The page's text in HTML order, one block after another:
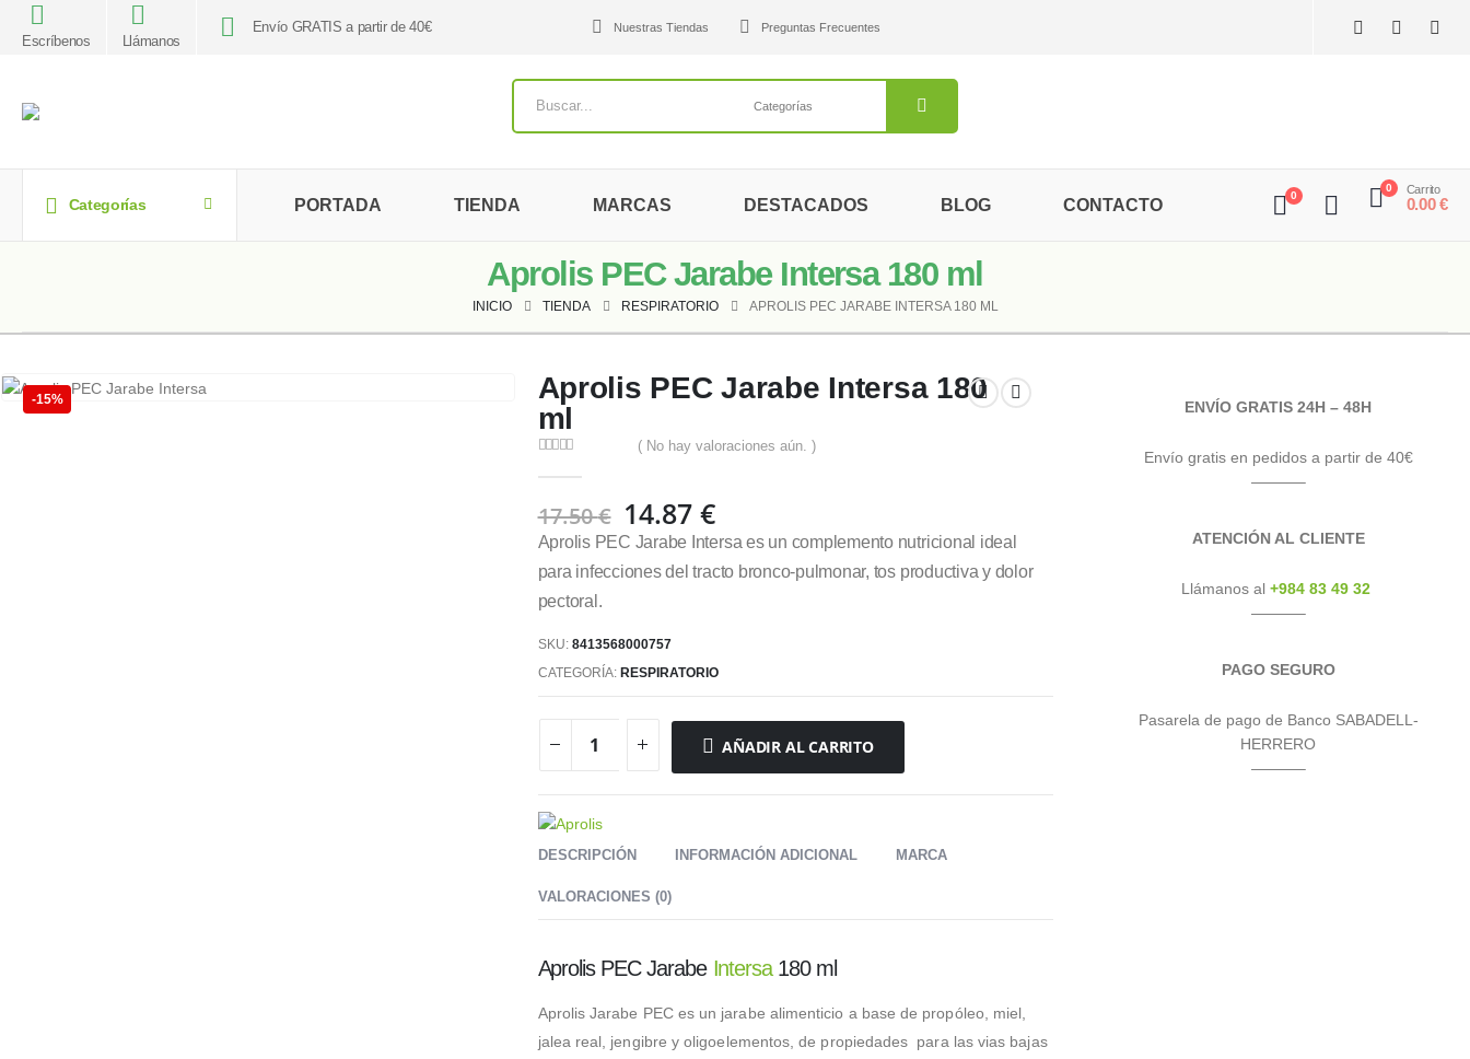
Escríbenos Llámanos
Envío GRATIS a partir de 40€ Nuestras Tiendas Preguntas Frecuentes
Categorías PORTADA TIENDA MARCAS DESTACADOS BLOG CONTACTO
0
0 Carrito
0.00€
Aprolis PEC Jarabe Intersa 180 ml
INICIO TIENDA RESPIRATORIO APROLIS PEC JARABE INTERSA 180 ML
-15%
Aprolis PEC Jarabe Intersa 180
ml
( No hay valoraciones aún. )
17.50€ El
precio
original
14.87 €El
precio
actual
Aprolis PEC Jarabe Intersa es un complemento nutricional ideal
para infecciones del tracto bronco-pulmonar, tos productiva y dolor
pectoral.
SKU: 8413568000757
CATEGORÍA: RESPIRATORIO
AÑADIR AL CARRITO
DESCRIPCIÓN INFORMACIÓN ADICIONAL MARCA
VALORACIONES (0)
Aprolis PEC Jarabe Intersa180 ml
Aprolis Jarabe PEC es un jarabe alimenticio a base de propóleo, miel,
jalea real, jengibre y oligoelementos, de propiedades para las vias bajas
ENVÍO GRATIS 24H – 48H
Envío gratis en pedidos a partir de 40€
———–
ATENCIÓN AL CLIENTE
Llámanos al +984 83 49 32
———–
PAGO SEGURO
Pasarela de pago de Banco SABADELL-
HERRERO
———–